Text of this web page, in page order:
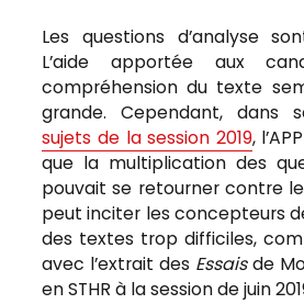
Les questions d’analyse
L’aide apportée aux
compréhension du texte
grande. Cependant, dans
sujets de la session 2019,
que la multiplication des
pouvait se retourner contre
peut inciter les concepteurs
des textes trop difficiles,
avec l’extrait des Essaisde
en STHR à la session de juin